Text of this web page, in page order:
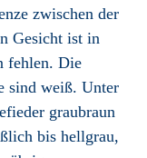
zwischen der
Gesicht ist in
fehlen. Die
sind weiß. Unter
graubraun
bis hellgrau,